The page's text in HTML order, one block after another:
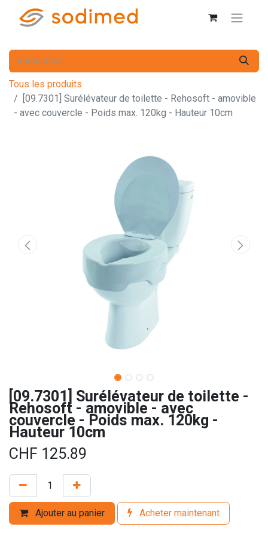
Tous les produits
[09.7301] Surélévateur de toilette - Rehosoft - amovible
- avec couvercle - Poids max. 120kg - Hauteur 10cm
[09.7301] Surélévateur de toilette -
Rehosoft - amovible - avec
couvercle - Poids max. 120kg -
Hauteur 10cm
CHF 125.89
Ajouter au panier Acheter maintenant